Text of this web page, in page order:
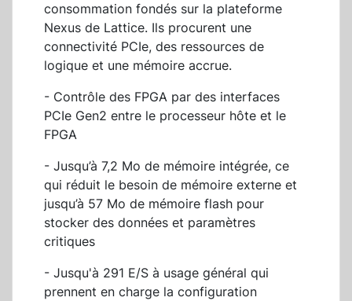
consommation fondés sur la plateforme
Nexus de Lattice. Ils procurent une
connectivité PCIe, des ressources de
logique et une mémoire accrue.
- Contrôle des FPGA par des interfaces
PCIe Gen2 entre le processeur hôte et le
FPGA
- Jusqu’à 7,2 Mo de mémoire intégrée, ce
qui réduit le besoin de mémoire externe et
jusqu’à 57 Mo de mémoire flash pour
stocker des données et paramètres
critiques
- Jusqu'à 291 E/S à usage général qui
prennent en charge la configuration